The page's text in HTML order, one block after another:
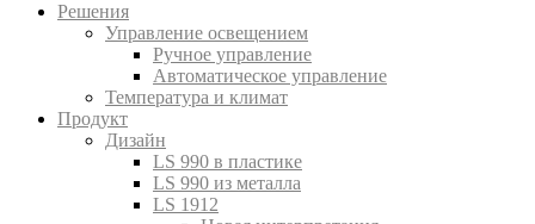
Решения
Управление освещением
Ручное управление
Автоматическое управление
Температура и климат
Продукт
Дизайн
LS 990 в пластике
LS 990 из металла
LS 1912